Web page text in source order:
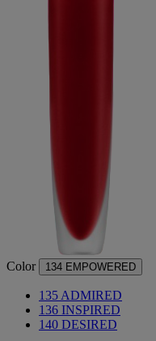
Color 134 EMPOWERED
135 ADMIRED
136 INSPIRED
140 DESIRED